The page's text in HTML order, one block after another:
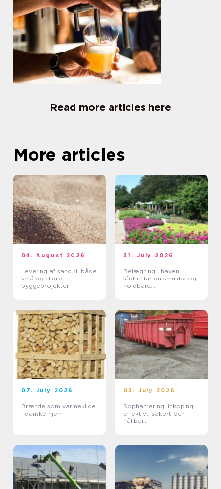
Read more articles here
More articles
04. August 2026
Levering af sand til både
små og store
byggeprojekter
31. July 2026
Belægning i haven:
sådan får du smukke og
holdbare
07. July 2026
Brænde som varmekilde
i danske hjem
03. July 2026
Sophantering linköping
effektivt, säkert och
hållbart